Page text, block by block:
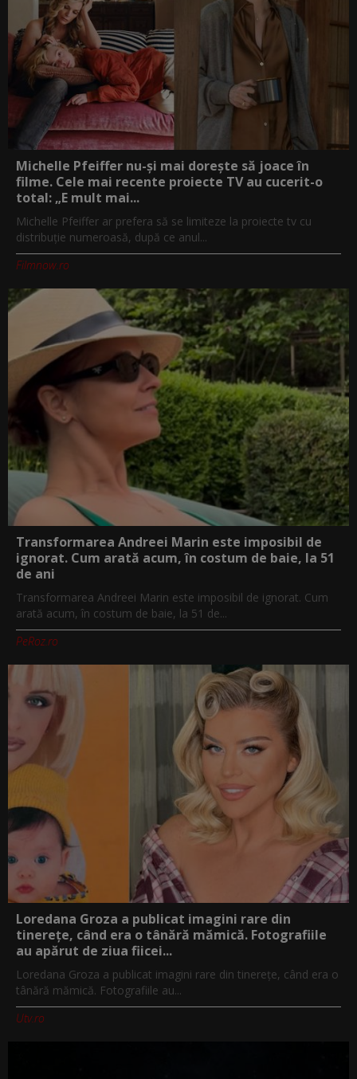
Michelle Pfeiffer nu-și mai dorește să joace în
filme. Cele mai recente proiecte TV au cucerit-o
total: „E mult mai...
Michelle Pfeiffer ar prefera să se limiteze la proiecte tv cu
distribuție numeroasă, după ce anul...
Filmnow.ro
Transformarea Andreei Marin este imposibil de
ignorat. Cum arată acum, în costum de baie, la 51
de ani
Transformarea Andreei Marin este imposibil de ignorat. Cum
arată acum, în costum de baie, la 51 de...
PeRoz.ro
Loredana Groza a publicat imagini rare din
tinerețe, când era o tânără mămică. Fotografiile
au apărut de ziua fiicei...
Loredana Groza a publicat imagini rare din tinerețe, când era o
tânără mămică. Fotografiile au...
Utv.ro